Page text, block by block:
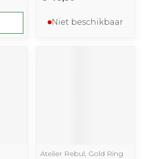
Niet beschikbaar
Atelier Rebul, Gold Ring